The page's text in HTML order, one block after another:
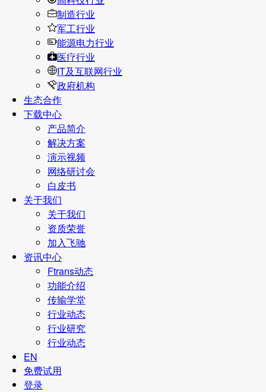
制造行业
军工行业
能源电力行业
医疗行业
IT及互联网行业
政府机构
生态合作
下载中心
产品简介
解决方案
演示视频
网络研讨会
白皮书
关于我们
关于我们
资质荣誉
加入飞驰
资讯中心
Ftrans动态
功能介绍
传输学堂
行业动态
行业研究
行业动态
EN
免费试用
登录